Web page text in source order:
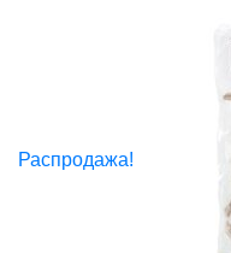
Распродажа!